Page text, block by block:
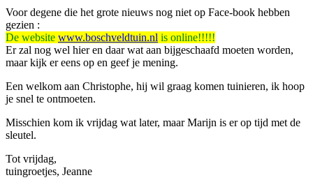
Voor degene die het grote nieuws nog niet op Face-book hebben
gezien :
De website www.boschveldtuin.nl is online!!!!!
Er zal nog wel hier en daar wat aan bijgeschaafd moeten worden,
maar kijk er eens op en geef je mening.
Een welkom aan Christophe, hij wil graag komen tuinieren, ik hoop
je snel te ontmoeten.
Misschien kom ik vrijdag wat later, maar Marijn is er op tijd met de
sleutel.
Tot vrijdag,
tuingroetjes, Jeanne